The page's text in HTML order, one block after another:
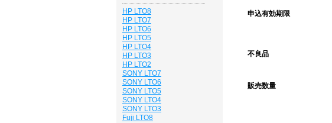
申込有効期限
不良品
販売数量
HP LTO8
HP LTO7
HP LTO6
HP LTO5
HP LTO4
HP LTO3
HP LTO2
SONY LTO7
SONY LTO6
SONY LTO5
SONY LTO4
SONY LTO3
Fuji LTO8